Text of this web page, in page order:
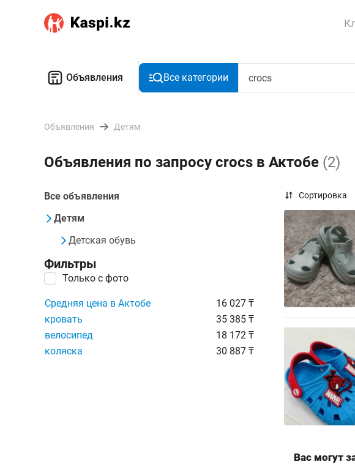
Объявления Все категории
Объявления Детям
Объявления по запросу crocs в Актобе (2)
Все объявления
Детям
Детская обувь
Фильтры
Только с фото
Средняя цена в Актобе
16 027 ₸
кровать
35 385 ₸
велосипед
18 172 ₸
коляска
30 887 ₸
Сортировка
Вас могут